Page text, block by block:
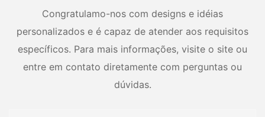
Congratulamo-nos com designs e idéias
personalizados e é capaz de atender aos requisitos
específicos. Para mais informações, visite o site ou
entre em contato diretamente com perguntas ou
dúvidas.